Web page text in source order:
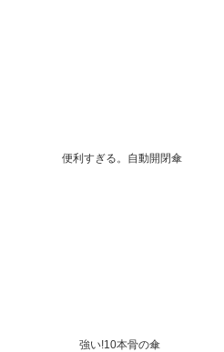
便利すぎる。自動開閉傘
強い!10本骨の傘